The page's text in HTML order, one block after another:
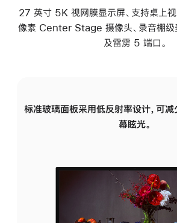
27 英寸 5K 视网膜显示屏、支持桌上
像素 Center Stage 摄像头、录音棚级
及雷雳 5 端口。
标准玻璃面板采用低反射率设计，可
幕眩光。